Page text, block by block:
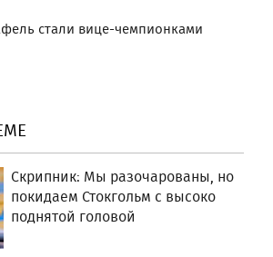
стали вице-чемпионками
Скрипник: Мы разочарованы, но
покидаем Стокгольм с высоко
поднятой головой